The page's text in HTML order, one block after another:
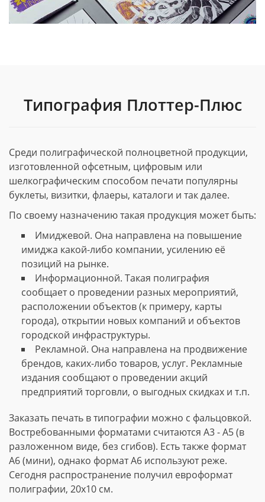
Типография Плоттер-Плюс
Среди полиграфической полноцветной продукции,
изготовленной офсетным, цифровым или
шелкографическим способом печати популярны
буклеты, визитки, флаеры, каталоги и так далее.
По своему назначению такая продукция может быть:
Имиджевой. Она направлена на повышение
имиджа какой-либо компании, усилению её
позиций на рынке.
Информационной. Такая полиграфия
сообщает о проведении разных мероприятий,
расположении объектов (к примеру, карты
города), открытии новых компаний и объектов
городской инфраструктуры.
Рекламной. Она направлена на продвижение
брендов, каких-либо товаров, услуг. Рекламные
издания сообщают о проведении акций
предприятий торговли, о выгодных скидках и т.п.
Заказать печать в типографии можно с фальцовкой.
Востребованными форматами считаются А3 - А5 (в
разложенном виде, без сгибов). Есть также формат
А6 (мини), однако формат А6 используют реже.
Сегодня распространение получил евроформат
полиграфии, 20х10 см.